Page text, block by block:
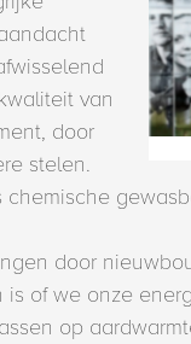
van
door
stelen.
door
is of we onze
op